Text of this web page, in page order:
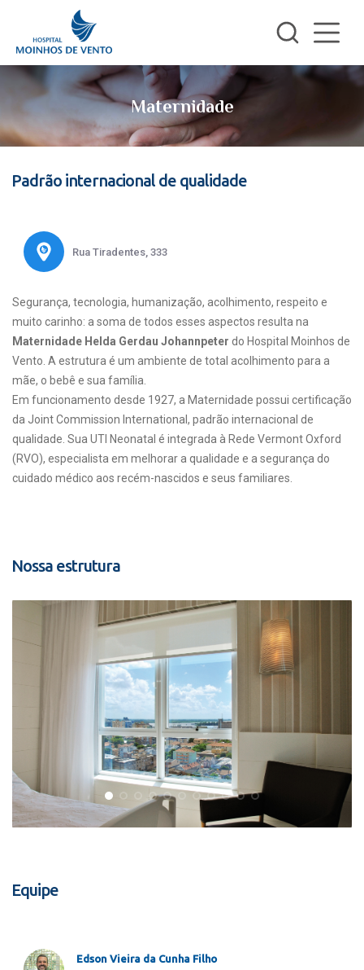
Maternidade
Padrão internacional de qualidade
Rua Tiradentes, 333
Segurança, tecnologia, humanização, acolhimento, respeito e
muito carinho: a soma de todos esses aspectos resulta na
Maternidade Helda Gerdau Johannpeter do Hospital Moinhos de
Vento. A estrutura é um ambiente de total acolhimento para a
mãe, o bebê e sua família.
Em funcionamento desde 1927, a Maternidade possui certificação
da Joint Commission International, padrão internacional de
qualidade. Sua UTI Neonatal é integrada à Rede Vermont Oxford
(RVO), especialista em melhorar a qualidade e a segurança do
cuidado médico aos recém-nascidos e seus familiares.
Nossa estrutura
Equipe
Edson Vieira da Cunha Filho